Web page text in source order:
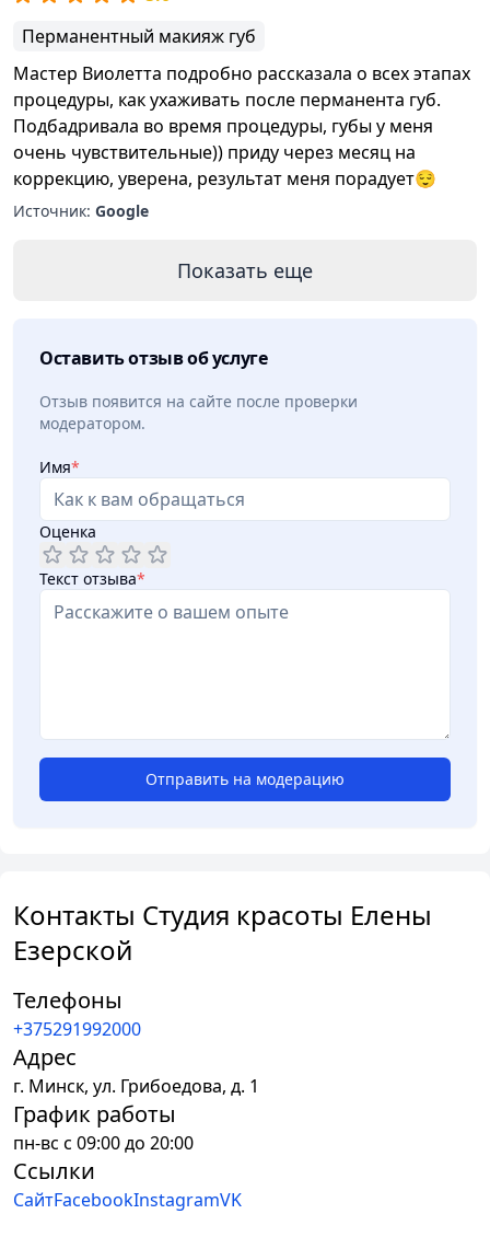
Перманентный макияж губ
Мастер Виолетта подробно рассказала о всех этапах
процедуры, как ухаживать после перманента губ.
Подбадривала во время процедуры, губы у меня
очень чувствительные)) приду через месяц на
коррекцию, уверена, результат меня порадует😌
Источник: Google
Показать еще
Оставить отзыв об услуге
Отзыв появится на сайте после проверки
модератором.
Имя*
Оценка
Текст отзыва*
Отправить на модерацию
Контакты Студия красоты Елены
Езерской
Телефоны
+375291992000
Адрес
г. Минск, ул. Грибоедова, д. 1
График работы
пн-вс с 09:00 до 20:00
Ссылки
СайтFacebookInstagramVK